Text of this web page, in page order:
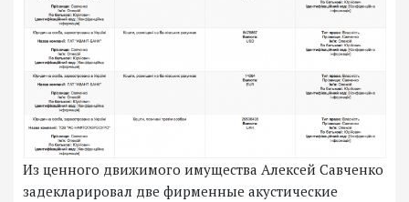
Из ценного движимого имущества Алексей Савченко
задекларировал две фирменные акустические